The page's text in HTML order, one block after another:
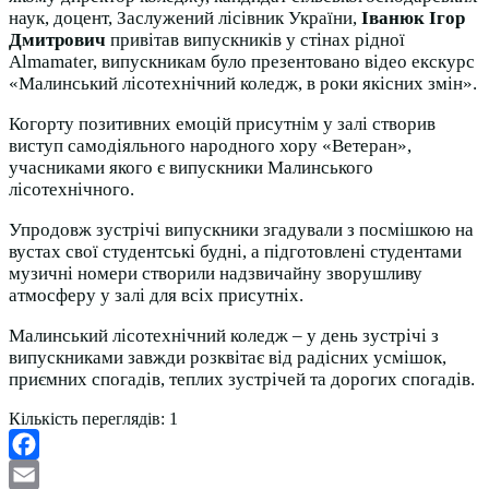
наук, доцент, Заслужений лісівник України, Іванюк Ігор
Дмитрович привітав випускників у стінах рідної
Almamater, випускникам було презентовано відео екскурс
«Малинський лісотехнічний коледж, в роки якісних змін».
Когорту позитивних емоцій присутнім у залі створив
виступ самодіяльного народного хору «Ветеран»,
учасниками якого є випускники Малинського
лісотехнічного.
Упродовж зустрічі випускники згадували з посмішкою на
вустах свої студентські будні, а підготовлені студентами
музичні номери створили надзвичайну зворушливу
атмосферу у залі для всіх присутніх.
Малинський лісотехнічний коледж – у день зустрічі з
випускниками завжди розквітає від радісних усмішок,
приємних спогадів, теплих зустрічей та дорогих спогадів.
Кількість переглядів: 1
Facebook